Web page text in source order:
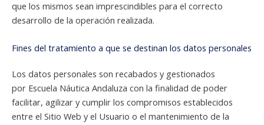
que los mismos sean imprescindibles para el correcto
desarrollo de la operación realizada.
Fines del tratamiento a que se destinan los datos personales
Los datos personales son recabados y gestionados
por Escuela Náutica Andaluza con la finalidad de poder
facilitar, agilizar y cumplir los compromisos establecidos
entre el Sitio Web y el Usuario o el mantenimiento de la